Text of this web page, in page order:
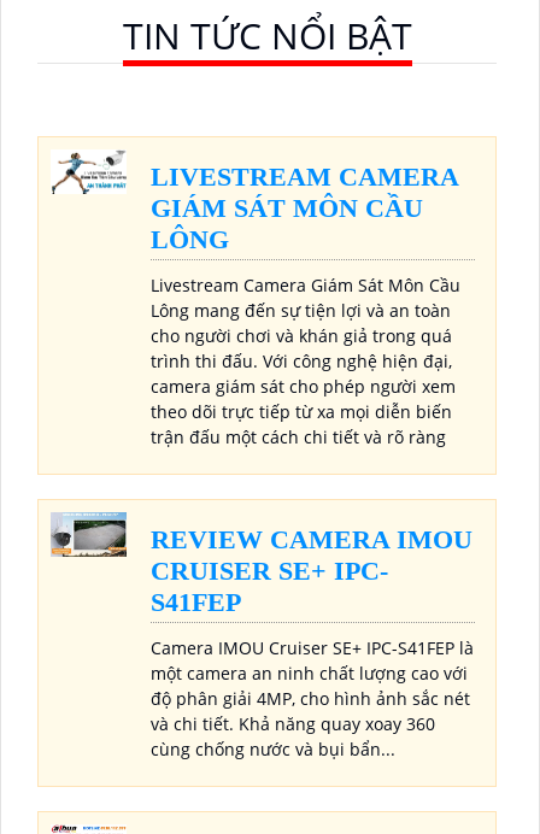
TIN TỨC NỔI BẬT
LIVESTREAM CAMERA
GIÁM SÁT MÔN CẦU
LÔNG
Livestream Camera Giám Sát Môn Cầu
Lông mang đến sự tiện lợi và an toàn
cho người chơi và khán giả trong quá
trình thi đấu. Với công nghệ hiện đại,
camera giám sát cho phép người xem
theo dõi trực tiếp từ xa mọi diễn biến
trận đấu một cách chi tiết và rõ ràng
REVIEW CAMERA IMOU
CRUISER SE+ IPC-
S41FEP
Camera IMOU Cruiser SE+ IPC-S41FEP là
một camera an ninh chất lượng cao với
độ phân giải 4MP, cho hình ảnh sắc nét
và chi tiết. Khả năng quay xoay 360
cùng chống nước và bụi bẩn...